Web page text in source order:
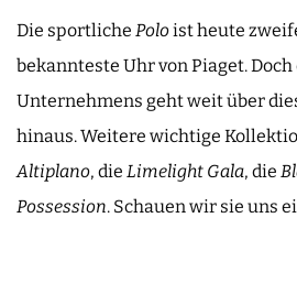
Die sportliche Poloist heute
bekannteste Uhr von Piaget.
Unternehmens geht weit über
hinaus. Weitere wichtige
Altiplano, die Limelight Gala, die
Possession. Schauen wir sie uns